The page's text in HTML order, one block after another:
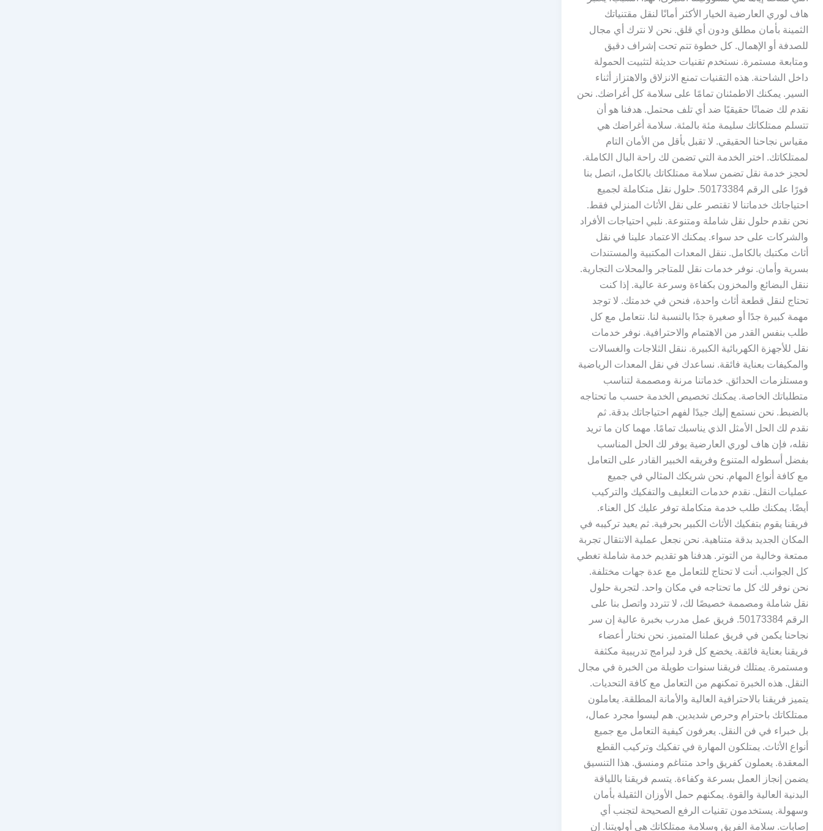
هاف لوري العارضية الخيار الأكثر أمانًا لنقل مقتنياتك
الثمينة بأمان مطلق ودون أي قلق. نحن لا نترك أي مجال
للصدفة أو الإهمال. كل خطوة تتم تحت إشراف دقيق
ومتابعة مستمرة. نستخدم تقنيات حديثة لتثبيت الحمولة
داخل الشاحنة. هذه التقنيات تمنع الانزلاق والاهتزاز أثناء
السير. يمكنك الاطمئنان تمامًا على سلامة كل أغراضك. نحن
نقدم لك ضمانًا حقيقيًا ضد أي تلف محتمل. هدفنا هو أن
تتسلم ممتلكاتك سليمة مئة بالمئة. سلامة أغراضك هي
مقياس نجاحنا الحقيقي. لا تقبل بأقل من الأمان التام
لممتلكاتك. اختر الخدمة التي تضمن لك راحة البال الكاملة.
لحجز خدمة نقل تضمن سلامة ممتلكاتك بالكامل، اتصل بنا
فورًا على الرقم 50173384. حلول نقل متكاملة لجميع
احتياجاتك خدماتنا لا تقتصر على نقل الأثاث المنزلي فقط.
نحن نقدم حلول نقل شاملة ومتنوعة. نلبي احتياجات الأفراد
والشركات على حد سواء. يمكنك الاعتماد علينا في نقل
أثاث مكتبك بالكامل. ننقل المعدات المكتبية والمستندات
بسرية وأمان. نوفر خدمات نقل للمتاجر والمحلات التجارية.
ننقل البضائع والمخزون بكفاءة وسرعة عالية. إذا كنت
تحتاج لنقل قطعة أثاث واحدة، فنحن في خدمتك. لا توجد
مهمة كبيرة جدًا أو صغيرة جدًا بالنسبة لنا. نتعامل مع كل
طلب بنفس القدر من الاهتمام والاحترافية. نوفر خدمات
نقل للأجهزة الكهربائية الكبيرة. ننقل الثلاجات والغسالات
والمكيفات بعناية فائقة. نساعدك في نقل المعدات الرياضية
ومستلزمات الحدائق. خدماتنا مرنة ومصممة لتناسب
متطلباتك الخاصة. يمكنك تخصيص الخدمة حسب ما تحتاجه
بالضبط. نحن نستمع إليك جيدًا لفهم احتياجاتك بدقة. ثم
نقدم لك الحل الأمثل الذي يناسبك تمامًا. مهما كان ما تريد
نقله، فإن هاف لوري العارضية يوفر لك الحل المناسب
بفضل أسطوله المتنوع وفريقه الخبير القادر على التعامل
مع كافة أنواع المهام. نحن شريكك المثالي في جميع
عمليات النقل. نقدم خدمات التغليف والتفكيك والتركيب
أيضًا. يمكنك طلب خدمة متكاملة توفر عليك كل العناء.
فريقنا يقوم بتفكيك الأثاث الكبير بحرفية. ثم يعيد تركيبه في
المكان الجديد بدقة متناهية. نحن نجعل عملية الانتقال تجربة
ممتعة وخالية من التوتر. هدفنا هو تقديم خدمة شاملة تغطي
كل الجوانب. أنت لا تحتاج للتعامل مع عدة جهات مختلفة.
نحن نوفر لك كل ما تحتاجه في مكان واحد. لتجربة حلول
نقل شاملة ومصممة خصيصًا لك، لا تتردد واتصل بنا على
الرقم 50173384. فريق عمل مدرب بخبرة عالية إن سر
نجاحنا يكمن في فريق عملنا المتميز. نحن نختار أعضاء
فريقنا بعناية فائقة. يخضع كل فرد لبرامج تدريبية مكثفة
ومستمرة. يمتلك فريقنا سنوات طويلة من الخبرة في مجال
النقل. هذه الخبرة تمكنهم من التعامل مع كافة التحديات.
يتميز فريقنا بالاحترافية العالية والأمانة المطلقة. يعاملون
ممتلكاتك باحترام وحرص شديدين. هم ليسوا مجرد عمال،
بل خبراء في فن النقل. يعرفون كيفية التعامل مع جميع
أنواع الأثاث. يمتلكون المهارة في تفكيك وتركيب القطع
المعقدة. يعملون كفريق واحد متناغم ومنسق. هذا التنسيق
يضمن إنجاز العمل بسرعة وكفاءة. يتسم فريقنا باللياقة
البدنية العالية والقوة. يمكنهم حمل الأوزان الثقيلة بأمان
وسهولة. يستخدمون تقنيات الرفع الصحيحة لتجنب أي
إصابات. سلامة الفريق وسلامة ممتلكاتك هي أولويتنا. إن